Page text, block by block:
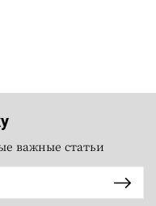
важные статьи